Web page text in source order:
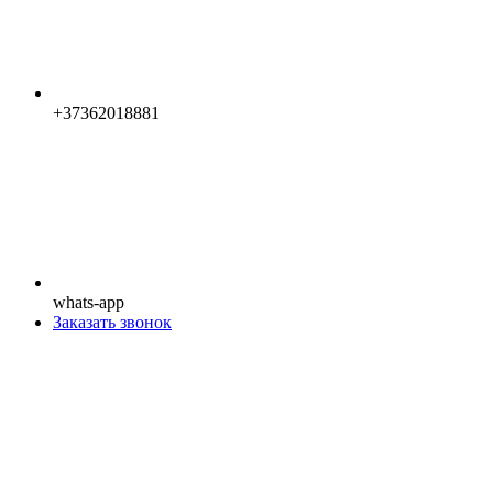
+37362018881
whats-app
Заказать звонок